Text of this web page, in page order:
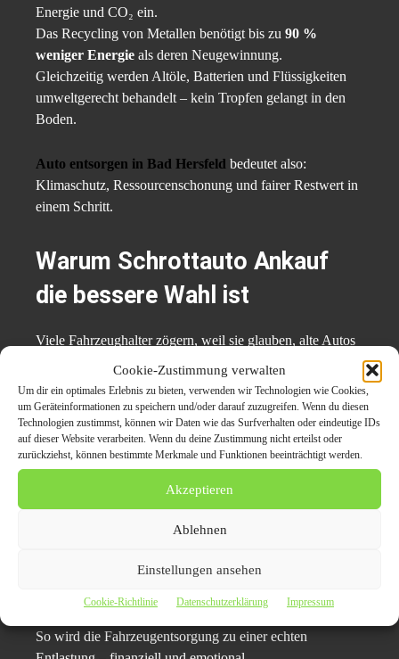
Cookie-Zustimmung verwalten
Um dir ein optimales Erlebnis zu bieten, verwenden wir Technologien wie Cookies,
um Geräteinformationen zu speichern und/oder darauf zuzugreifen. Wenn du diesen
Technologien zustimmst, können wir Daten wie das Surfverhalten oder eindeutige IDs
auf dieser Website verarbeiten. Wenn du deine Zustimmung nicht erteilst oder
zurückziehst, können bestimmte Merkmale und Funktionen beeinträchtigt werden.
Akzeptieren
Ablehnen
Einstellungen ansehen
Cookie-Richtlinie Datenschutzerklärung Impressum
Energie und CO₂ ein.
Das Recycling von Metallen benötigt bis zu 90 %
weniger Energie als deren Neugewinnung.
Gleichzeitig werden Altöle, Batterien und Flüssigkeiten
umweltgerecht behandelt – kein Tropfen gelangt in den
Boden.
Auto entsorgen in Bad Hersfeld bedeutet also:
Klimaschutz, Ressourcenschonung und fairer Restwert in
einem Schritt.
Warum Schrottauto Ankauf
die bessere Wahl ist
Viele Fahrzeughalter zögern, weil sie glauben, alte Autos
Doch geradeSchrottauto-Ankauf-Dienste
wie
autoverschrottung-bad-hersfeld.de zeigen, dass das
Gegenteil stimmt:
Faire Preise, selbst bei Unfallschäden oder
Kostenlose Abholungdirekt vor der Haustür
So wird die Fahrzeugentsorgung zu einer echten